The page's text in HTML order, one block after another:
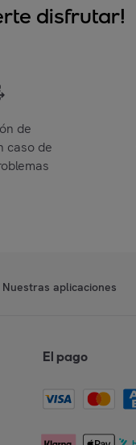
disfrutar!
de
caso de
Nuestras aplicaciones
El pago